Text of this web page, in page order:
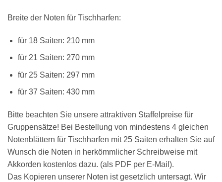
Breite der Noten für Tischharfen:
für 18 Saiten: 210 mm
für 21 Saiten: 270 mm
für 25 Saiten: 297 mm
für 37 Saiten: 430 mm
Bitte beachten Sie unsere attraktiven Staffelpreise für
Gruppensätze! Bei Bestellung von mindestens 4 gleichen
Notenblättern für Tischharfen mit 25 Saiten erhalten Sie auf
Wunsch die Noten in herkömmlicher Schreibweise mit
Akkorden kostenlos dazu. (als PDF per E-Mail).
Das Kopieren unserer Noten ist gesetzlich untersagt. Wir
AKKORDZITHER